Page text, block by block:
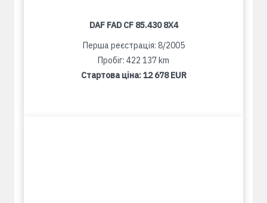
DAF FAD CF 85.430 8X4
Перша реєстрація: 8/2005
Пробіг: 422 137 km
Стартова ціна:12 678 EUR